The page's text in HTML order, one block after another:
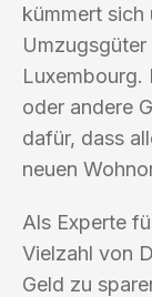
kümmert sich
Luxembourg.
oder andere
dafür, dass
neuen
Als Experte
Vielzahl von
Geld zu